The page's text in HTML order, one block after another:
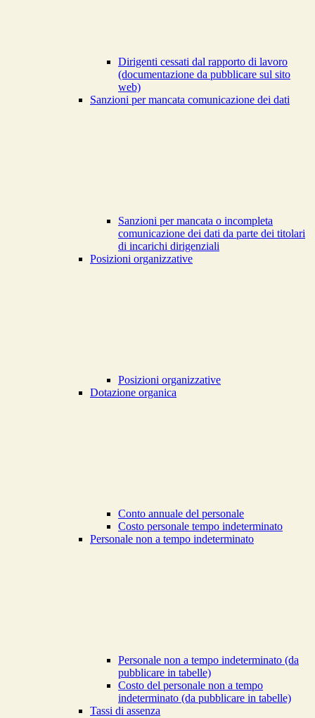
Dirigenti cessati dal rapporto di lavoro
(documentazione da pubblicare sul sito
web)
Sanzioni per mancata comunicazione dei dati
Sanzioni per mancata o incompleta
comunicazione dei dati da parte dei titolari
di incarichi dirigenziali
Posizioni organizzative
Posizioni organizzative
Dotazione organica
Conto annuale del personale
Costo personale tempo indeterminato
Personale non a tempo indeterminato
Personale non a tempo indeterminato (da
pubblicare in tabelle)
Costo del personale non a tempo
indeterminato (da pubblicare in tabelle)
Tassi di assenza